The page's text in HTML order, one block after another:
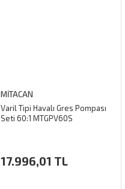
MİTACAN
Varil Tipi Havalı Gres Pompası
Seti 60:1 MTGPV60S
17.996,01 TL